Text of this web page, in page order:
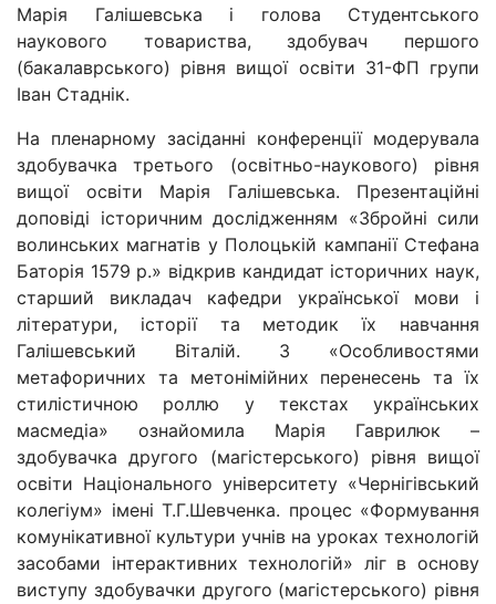
Марія Галішевська і голова Студентського
наукового товариства, здобувач першого
(бакалаврського) рівня вищої освіти 31-ФП групи
Іван Стаднік.
На пленарному засіданні конференції модерувала
здобувачка третього (освітньо-наукового) рівня
вищої освіти Марія Галішевська. Презентаційні
доповіді історичним дослідженням «Збройні сили
волинських магнатів у Полоцькій кампанії Стефана
Баторія 1579 р.» відкрив кандидат історичних наук,
старший викладач кафедри української мови і
літератури, історії та методик їх навчання
Галішевський Віталій. З «Особливостями
метафоричних та метонімійних перенесень та їх
стилістичною роллю у текстах українських
масмедіа» ознайомила Марія Гаврилюк –
здобувачка другого (магістерського) рівня вищої
освіти Національного університету «Чернігівський
колегіум» імені Т.Г.Шевченка. процес «Формування
комунікативної культури учнів на уроках технологій
засобами інтерактивних технологій» ліг в основу
виступу здобувачки другого (магістерського) рівня